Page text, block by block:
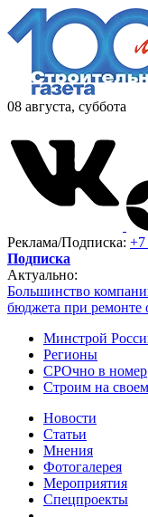
08 августа, суббота
Реклама/Подписка: +7
Подписка
Актуально:
Большинство
бюджета при ремонте
Минстрой
Регионы
СРОчно в номер
Строим на своем
Новости
Статьи
Мнения
Фотогалерея
Мероприятия
Спецпроекты